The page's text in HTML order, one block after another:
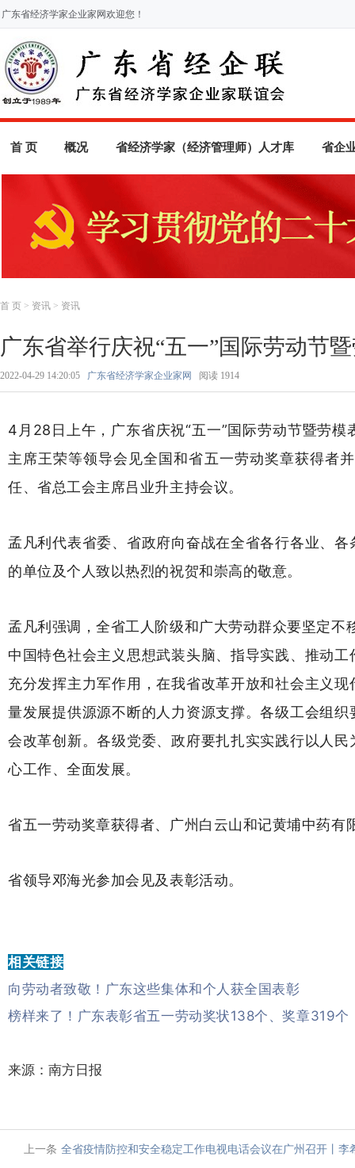
广东省经济学家企业家网欢迎您！
首 页 概况 省经济学家（经济管理师）人才库 省企
首 页 > 资讯 > 资讯
广东省举行庆祝“五一”国际劳动节
2022-04-29 14:20:05 广东省经济学家企业家网 阅读 1914
4月28日上午，广东省庆祝“五一”国际劳动节暨劳
主席王荣等领导会见全国和省五一劳动奖章获得者
任、省总工会主席吕业升主持会议。
孟凡利代表省委、省政府向奋战在全省各行各业、
的单位及个人致以热烈的祝贺和崇高的敬意。
孟凡利强调，全省工人阶级和广大劳动群众要坚定不
中国特色社会主义思想武装头脑、指导实践、推动
充分发挥主力军作用，在我省改革开放和社会主义
量发展提供源源不断的人力资源支撑。各级工会组
会改革创新。各级党委、政府要扎扎实实践行以人
心工作、全面发展。
省五一劳动奖章获得者、广州白云山和记黄埔中药
省领导邓海光参加会见及表彰活动。
相关链接
向劳动者致敬！广东这些集体和个人获全国表彰
榜样来了！广东表彰省五一劳动奖状138个、奖章319个
来源：南方日报
上一条 全省疫情防控和安全稳定工作电视电话会议在广州召开丨李